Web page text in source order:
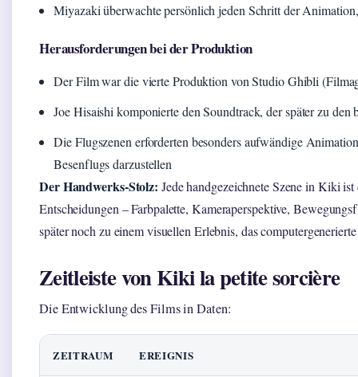
Miyazaki überwachte persönlich jeden Schritt der
Herausforderungen bei der Produktion
Der Film war die vierte Produktion von Studio Ghibli
Joe Hisaishi komponierte den Soundtrack, der später zu
Die Flugszenen erforderten besonders aufwändige
Besenflugs darzustellen
Der Handwerks-Stolz: Jede handgezeichnete Szene in Kiki
Entscheidungen – Farbpalette, Kameraperspektive,
später noch zu einem visuellen Erlebnis, das
Zeitleiste von Kiki la petite sorcière
Die Entwicklung des Films in Daten:
ZEITRAUM EREIGNIS